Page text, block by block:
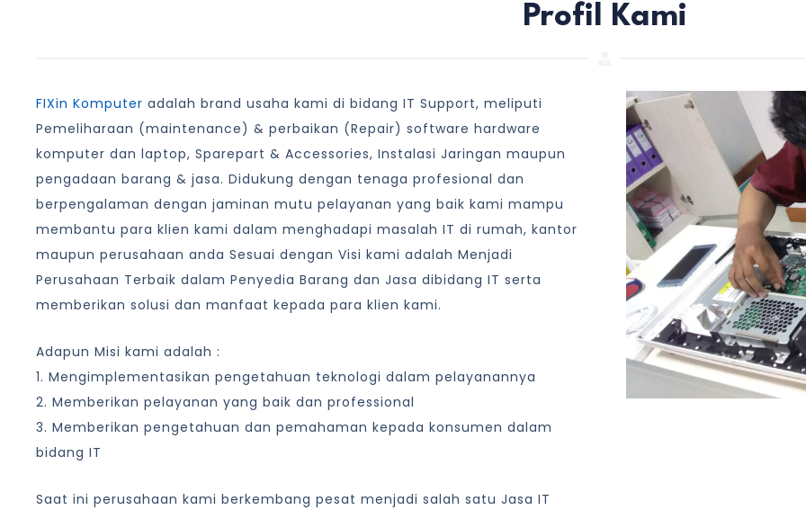
Profil Kami
FIXin Komputer adalah brand usaha kami di bidang IT Support, meliputi
Pemeliharaan (maintenance) & perbaikan (Repair) software hardware
komputer dan laptop, Sparepart & Accessories, Instalasi Jaringan maupun
pengadaan barang & jasa. Didukung dengan tenaga profesional dan
berpengalaman dengan jaminan mutu pelayanan yang baik kami mampu
membantu para klien kami dalam menghadapi masalah IT di rumah, kantor
maupun perusahaan anda Sesuai dengan Visi kami adalah Menjadi
Perusahaan Terbaik dalam Penyedia Barang dan Jasa dibidang IT serta
memberikan solusi dan manfaat kepada para klien kami.
Adapun Misi kami adalah :
1. Mengimplementasikan pengetahuan teknologi dalam pelayanannya
2. Memberikan pelayanan yang baik dan professional
3. Memberikan pengetahuan dan pemahaman kepada konsumen dalam
bidang IT
Saat ini perusahaan kami berkembang pesat menjadi salah satu Jasa IT